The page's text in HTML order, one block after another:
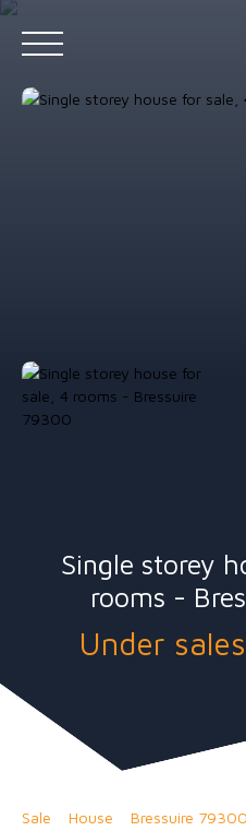
Single storey
rooms -
Under
Sale House
Bressuire 79300